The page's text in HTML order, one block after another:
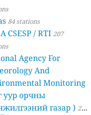
84 stations
CSESP / RTI 207
Agency For
And
Monitoring
уур орчны
газар ) 21